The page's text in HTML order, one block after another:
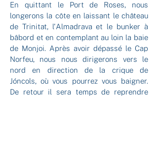
En quittant le Port de Roses, nous
longerons la côte en laissant le château
de Trinitat, l'Almadrava et le bunker à
bâbord et en contemplant au loin la baie
de Monjoi. Après avoir dépassé le Cap
Norfeu, nous nous dirigerons vers le
nord en direction de la crique de
Jóncols, où vous pourrez vous baigner.
De retour il sera temps de reprendre